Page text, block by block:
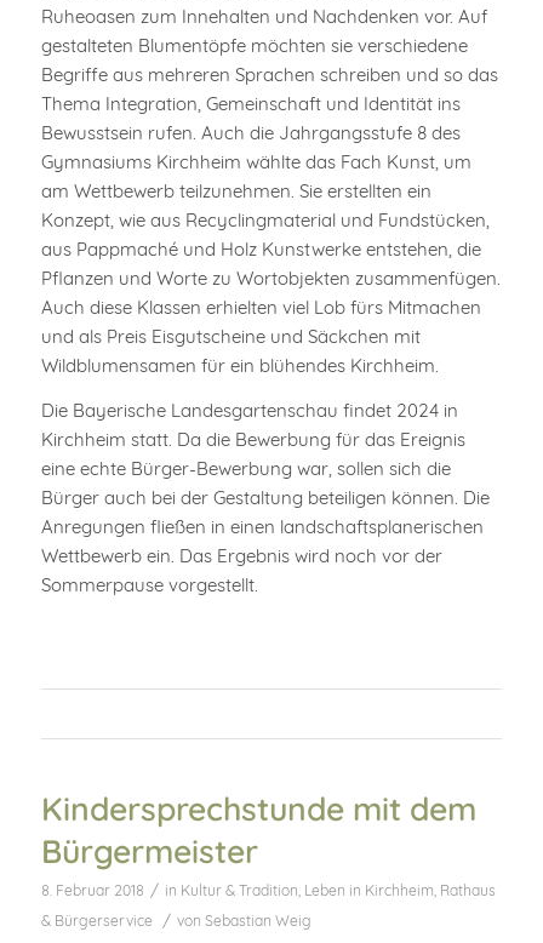
Ruheoasen zum Innehalten und Nachdenken vor. Auf
gestalteten Blumentöpfe möchten sie verschiedene
Begriffe aus mehreren Sprachen schreiben und so das
Thema Integration, Gemeinschaft und Identität ins
Bewusstsein rufen. Auch die Jahrgangsstufe 8 des
Gymnasiums Kirchheim wählte das Fach Kunst, um
am Wettbewerb teilzunehmen. Sie erstellten ein
Konzept, wie aus Recyclingmaterial und Fundstücken,
aus Pappmaché und Holz Kunstwerke entstehen, die
Pflanzen und Worte zu Wortobjekten zusammenfügen.
Auch diese Klassen erhielten viel Lob fürs Mitmachen
und als Preis Eisgutscheine und Säckchen mit
Wildblumensamen für ein blühendes Kirchheim.
Die Bayerische Landesgartenschau findet 2024 in
Kirchheim statt. Da die Bewerbung für das Ereignis
eine echte Bürger-Bewerbung war, sollen sich die
Bürger auch bei der Gestaltung beteiligen können. Die
Anregungen fließen in einen landschaftsplanerischen
Wettbewerb ein. Das Ergebnis wird noch vor der
Sommerpause vorgestellt.
Kindersprechstunde mit dem
Bürgermeister
8. Februar 2018 / in Kultur & Tradition Leben in Kirchheim Rathaus
& Bürgerservice
/ von Sebastian Weig